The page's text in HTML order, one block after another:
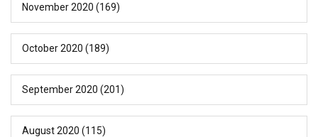
November 2020 (169)
October 2020 (189)
September 2020 (201)
August 2020 (115)